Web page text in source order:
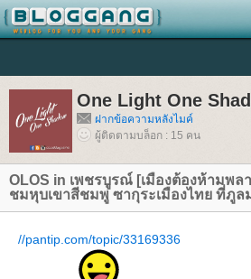
One Light One
ฝากข้อความหลังไมค์
ผู้ติดตามบล็อก : 15 คน
OLOS in เพชรบูรณ์ [เมืองต้องห้ามพล
ชมหุบเขาสีชมพู ซากุระเมืองไทย ที่ภูล
//pantip.com/topic/33169336